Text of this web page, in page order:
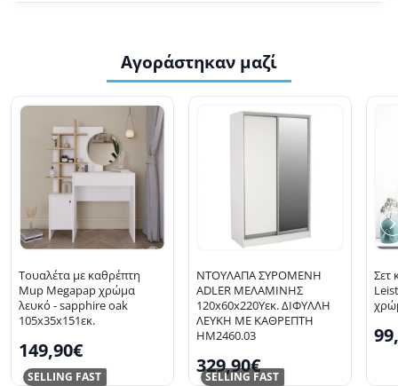
Αγοράστηκαν μαζί
SELLING FAST
Τουαλέτα με καθρέπτη
Mup Megapap χρώμα
λευκό - sapphire oak
105x35x151εκ.
149,90€
SELLING FAST
ΝΤΟΥΛΑΠΑ ΣΥΡΟΜΕΝΗ
ADLER ΜΕΛΑΜΙΝΗΣ
120x60x220Yεκ. ΔΙΦΥΛΛΗ
ΛΕΥΚΗ ΜΕ ΚΑΘΡΕΠΤΗ
HM2460.03
329,90€
Σετ